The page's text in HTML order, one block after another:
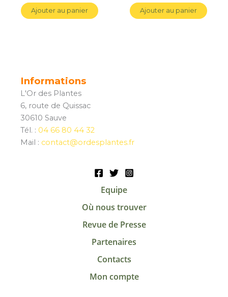
Ajouter au panier Ajouter au panier
Informations
L'Or des Plantes
6, route de Quissac
30610 Sauve
Tél. : 04 66 80 44 32
Mail : contact@ordesplantes.fr
Equipe
Où nous trouver
Revue de Presse
Partenaires
Contacts
Mon compte